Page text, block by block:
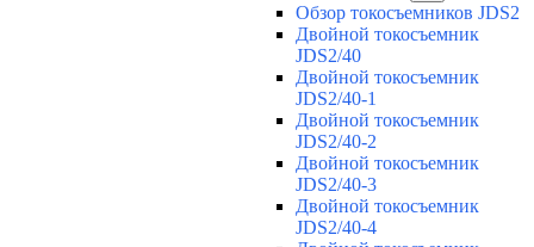
Обзор токосъемников JDS2
Двойной токосъемник
JDS2/40
Двойной токосъемник
JDS2/40-1
Двойной токосъемник
JDS2/40-2
Двойной токосъемник
JDS2/40-3
Двойной токосъемник
JDS2/40-4